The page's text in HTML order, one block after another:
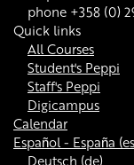
phone +358 (0)
Quick links
All Courses
Student's Peppi
Staff's Peppi
Digicampus
Calendar
Español - España
Deutsch ‎(de)‎